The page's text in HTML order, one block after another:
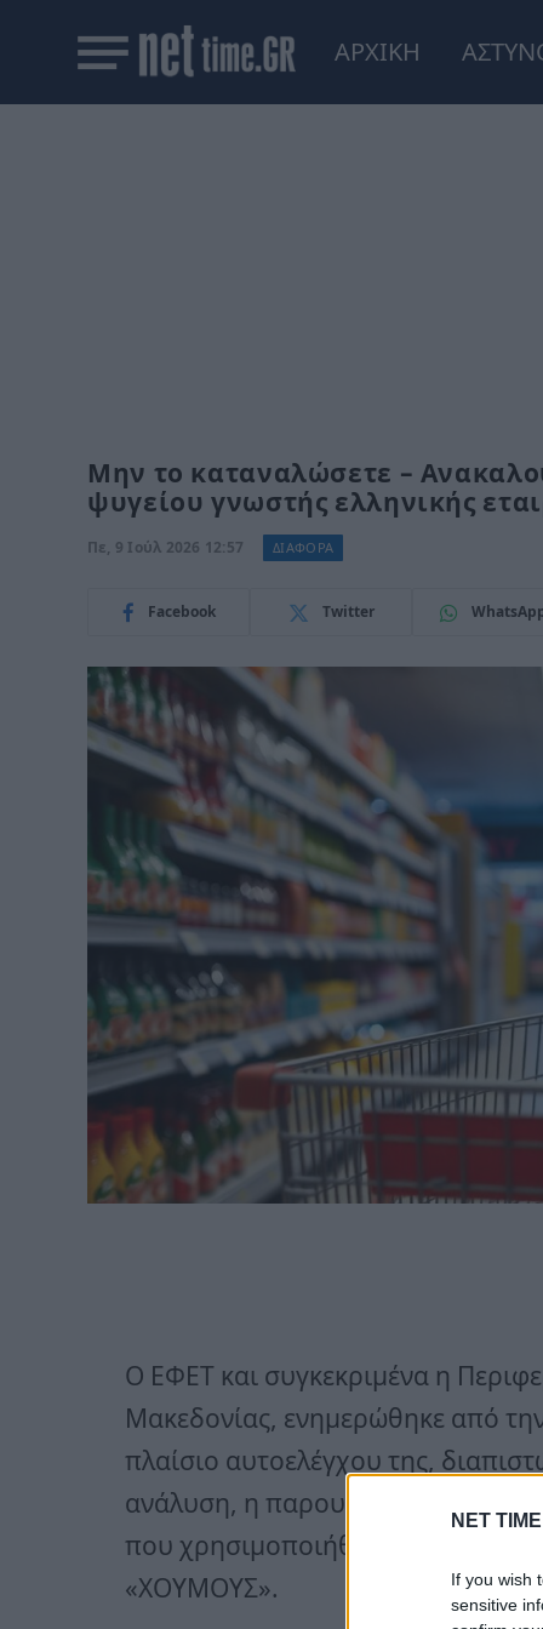
NET
If you wish
sensitive
ΑΡΧΙΚΗ
Μην το καταναλώσετε –
ψυγείου γνωστής ελληνικής
Πε, 9 Ιούλ 2026 12:57 ΔΙΑΦΟΡΑ
Facebook Twitter
Ο ΕΦΕΤ και συγκεκριμένα η
Μακεδονίας, ενημερώθηκε από
πλαίσιο αυτοελέγχου της,
ανάλυση, η παρουσία Salmonella
που χρησιμοποιήθηκε για την
«ΧΟΥΜΟΥΣ».